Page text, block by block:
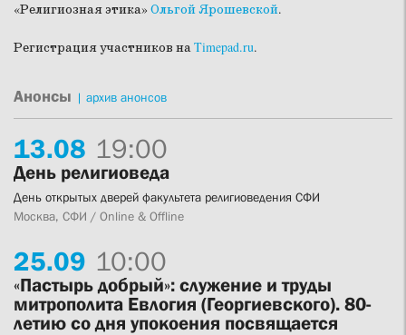
«Религиозная этика» Ольгой Ярошевской.
Регистрация участников наTimepad.ru.
Анонсы | архив анонсов
13.08 19:00
День религиоведа
День открытых дверей факультета религиоведения СФИ
Москва, СФИ / Online & Offline
25.09 10:00
«Пастырь добрый»: служение и труды
митрополита Евлогия (Георгиевского). 80-
летию со дня упокоения посвящается